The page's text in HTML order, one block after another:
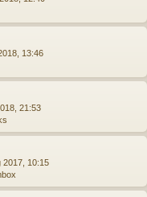
13:46
21:53
2017, 10:15